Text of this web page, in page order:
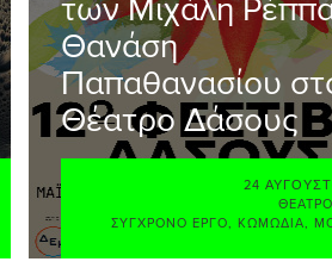
των Μιχάλη
Θανάση
Παπαθανασίου
Θέατρο Δάσους
24
ΣΎΓΧΡΟΝΟ ΈΡΓΟ
ΚΩΜΩΔΊΑ